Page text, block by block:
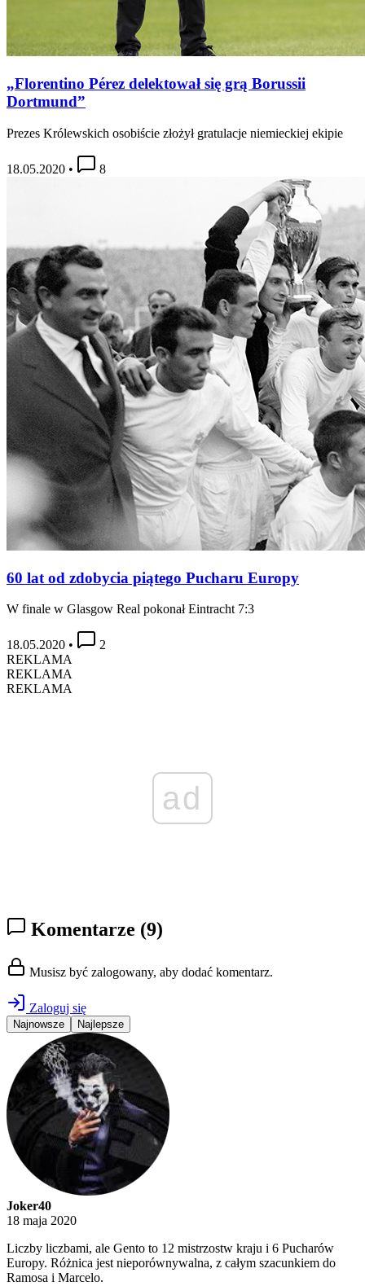
„Florentino Pérez delektował się grą Borussii
Dortmund”
Prezes Królewskich osobiście złożył gratulacje niemieckiej ekipie
18.05.2020 • 8
60 lat od zdobycia piątego Pucharu Europy
W finale w Glasgow Real pokonał Eintracht 7:3
18.05.2020 •
2
REKLAMA
REKLAMA
REKLAMA
ad
Komentarze (9)
Musisz być zalogowany, aby dodać komentarz.
Zaloguj się
Najnowsze Najlepsze
Joker40
18 maja 2020
Liczby liczbami, ale Gento to 12 mistrzostw kraju i 6 Pucharów
Europy. Różnica jest nieporównywalna, z całym szacunkiem do
Ramosa i Marcelo.